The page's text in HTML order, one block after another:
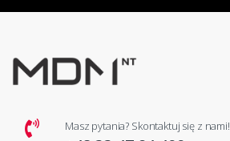
Masz pytania? Skontaktuj się z nami!